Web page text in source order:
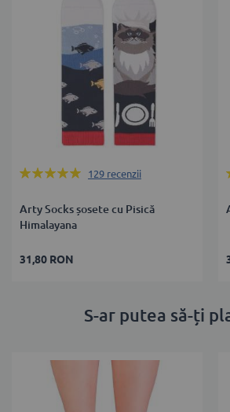
Rating:
129 recenzii
Arty Socks șosete cu Pisică
Himalayana
31,80 RON
S-ar putea să-ți